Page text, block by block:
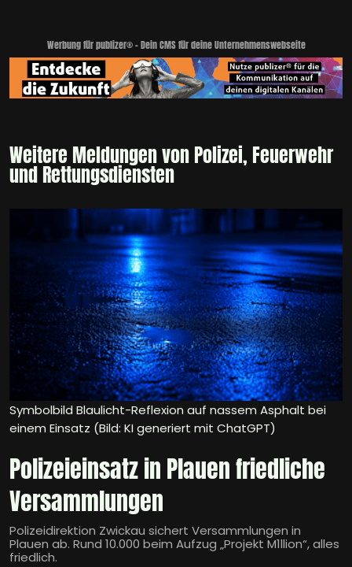
Werbung für publizer® - Dein CMS für deine Unternehmenswebseite
Weitere Meldungen von Polizei, Feuerwehr
und Rettungsdiensten
Symbolbild Blaulicht-Reflexion auf nassem Asphalt bei
einem Einsatz (Bild: KI generiert mit ChatGPT)
Polizeieinsatz in Plauen friedliche
Versammlungen
Polizeidirektion Zwickau sichert Versammlungen in
Plauen ab. Rund 10.000 beim Aufzug „Projekt M1llion“, alles
friedlich.